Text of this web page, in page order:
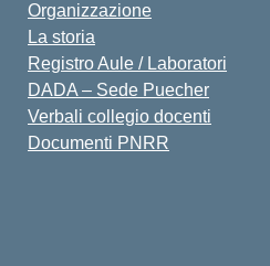
Organizzazione
La storia
Registro Aule / Laboratori
DADA – Sede Puecher
Verbali collegio docenti
Documenti PNRR